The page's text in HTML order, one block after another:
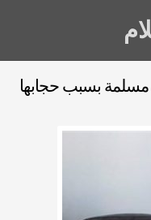
بسبب حجابها